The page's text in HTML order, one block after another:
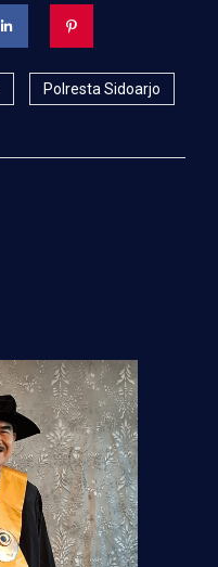
Polresta Sidoarjo